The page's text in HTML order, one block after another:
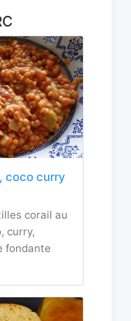
coco curry
corail au
curry,
fondante